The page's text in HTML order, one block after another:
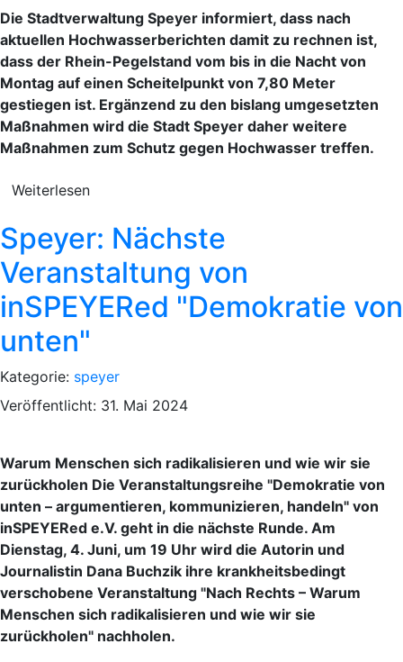
Die Stadtverwaltung Speyer informiert, dass nach
aktuellen Hochwasserberichten damit zu rechnen ist,
dass der Rhein-Pegelstand vom bis in die Nacht von
Montag auf einen Scheitelpunkt von 7,80 Meter
gestiegen ist. Ergänzend zu den bislang umgesetzten
Maßnahmen wird die Stadt Speyer daher weitere
Maßnahmen zum Schutz gegen Hochwasser treffen.
Weiterlesen
Speyer: Nächste
Veranstaltung von
inSPEYERed "Demokratie von
unten"
Kategorie: speyer
Veröffentlicht: 31. Mai 2024
Warum Menschen sich radikalisieren und wie wir sie
zurückholen Die Veranstaltungsreihe "Demokratie von
unten – argumentieren, kommunizieren, handeln" von
inSPEYERed e.V. geht in die nächste Runde. Am
Dienstag, 4. Juni, um 19 Uhr wird die Autorin und
Journalistin Dana Buchzik ihre krankheitsbedingt
verschobene Veranstaltung "Nach Rechts – Warum
Menschen sich radikalisieren und wie wir sie
zurückholen" nachholen.